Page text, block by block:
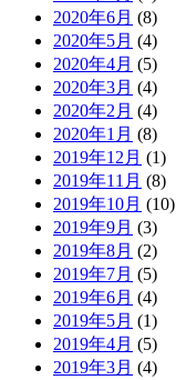
2020年6月 (8)
2020年5月 (4)
2020年4月 (5)
2020年3月 (4)
2020年2月 (4)
2020年1月 (8)
2019年12月 (1)
2019年11月 (8)
2019年10月 (10)
2019年9月 (3)
2019年8月 (2)
2019年7月 (5)
2019年6月 (4)
2019年5月 (1)
2019年4月 (5)
2019年3月 (4)